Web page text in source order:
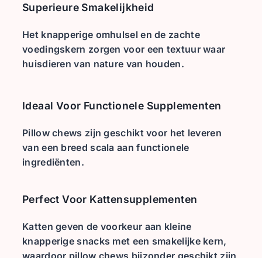
Superieure Smakelijkheid
Het knapperige omhulsel en de zachte
voedingskern zorgen voor een textuur waar
huisdieren van nature van houden.
Ideaal Voor Functionele Supplementen
Pillow chews zijn geschikt voor het leveren
van een breed scala aan functionele
ingrediënten.
Perfect Voor Kattensupplementen
Katten geven de voorkeur aan kleine
knapperige snacks met een smakelijke kern,
waardoor pillow chews bijzonder geschikt zijn